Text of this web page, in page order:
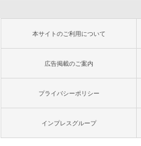
本サイトのご利用について
広告掲載のご案内
プライバシーポリシー
インプレスグループ